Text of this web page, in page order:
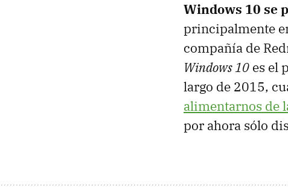
Windows 10 se
principalmente
compañía de
Windows 10 es el
largo de 2015,
alimentarnos de
por ahora sólo